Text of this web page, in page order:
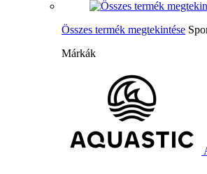
Összes termék megtekintése
Márkák